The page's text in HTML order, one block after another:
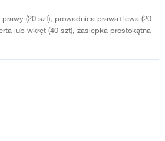
(20 szt), prowadnica prawa+lewa (20
lub wkręt (40 szt), zaślepka prostokątna